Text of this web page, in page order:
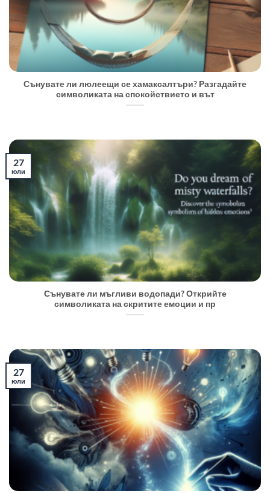
Сънувате ли люлеещи се хамаксалтъри? Разгадайте
символиката на спокойствието и вът
Сънувате ли мъгливи водопади? Открийте
символиката на скритите емоции и пр
27
юли
27
юли